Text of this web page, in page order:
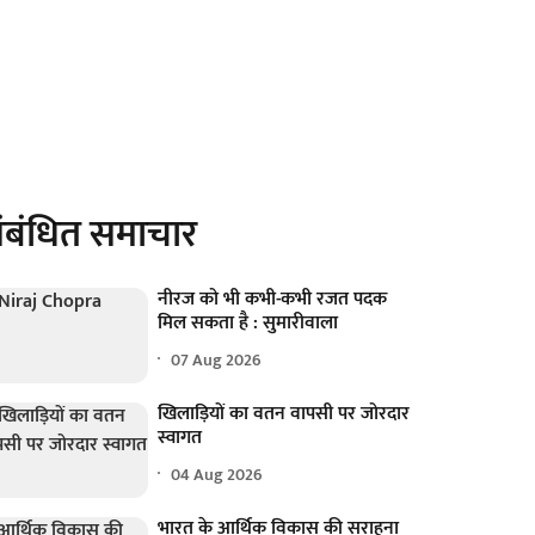
समाचार
नीरज को भी कभी-कभी रजत पदक
मिल सकता है : सुमारीवाला
07 Aug 2026
खिलाड़ियों का वतन वापसी पर जोरदार
स्वागत
04 Aug 2026